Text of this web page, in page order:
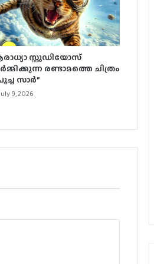
നായികയായി മാളവിക
തൂക്കാന്‍ ദുല്‍ഖര്‍; ഐ ആം
ട്രെയിലര്‍ പുറത്ത്
‘ആകാശംലോ ഒക താര’യിലെ
ശ്വേതാ മേനോനെതിരെ
സ്റ്റുഡിയോസ്
രണ്ടാമത്തെ ചിത്രം
സാർ”
9, 2026